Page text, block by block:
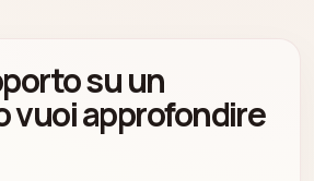
su un
vuoi approfondire